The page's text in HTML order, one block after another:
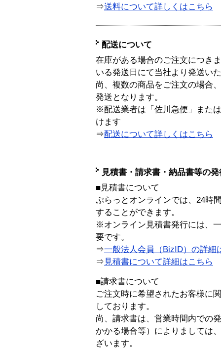
⇒送料について詳しくはこちら
配送について
在庫がある場合のご注文につき
いる発送日にて当社より発送い
尚、複数の商品をご注文の場合
発送となります。
※配送業者は「佐川急便」また
けます
⇒配送について詳しくはこちら
見積書・請求書・納品書等の
■見積書について
ぷらっとオンラインでは、24時
することができます。
※オンライン見積書発行には、
要です。
⇒一般法人会員（BizID）の詳細
⇒ 見積書について詳細はこちら
■請求書について
ご注文時に希望されたお客様に
しております。
尚、請求書は、営業時間内での
かかる場合等）によりましては
ざいます。